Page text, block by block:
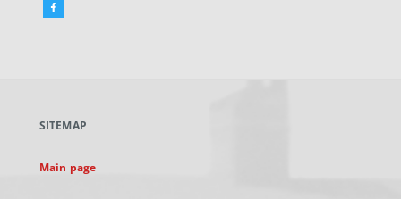
Facebook
new
SITEMAP
Main page